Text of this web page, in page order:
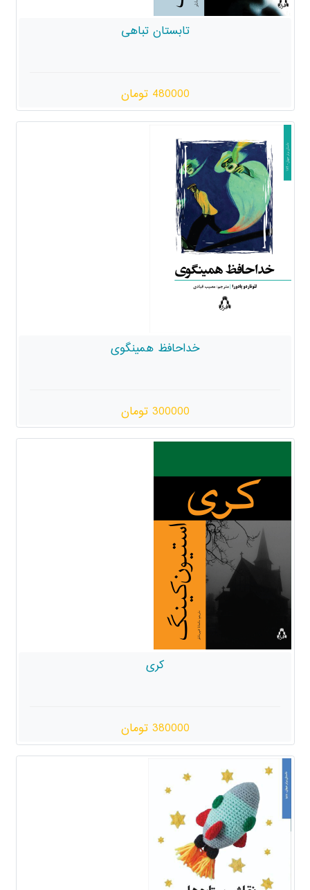
تابستان تباهی
480000 تومان
خداحافظ همینگوی
300000 تومان
کری
380000 تومان